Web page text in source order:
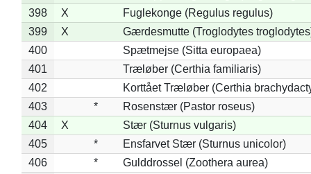
398
X
Fuglekonge (Regulus regulus)
399
X
Gærdesmutte (Troglodytes
400
Spætmejse (Sitta europaea)
401
Træløber (Certhia familiaris)
402
Korttået Træløber (Certhia
403
*
Rosenstær (Pastor roseus)
404
X
Stær (Sturnus vulgaris)
405
*
Ensfarvet Stær (Sturnus unicolor)
406
*
Gulddrossel (Zoothera aurea)